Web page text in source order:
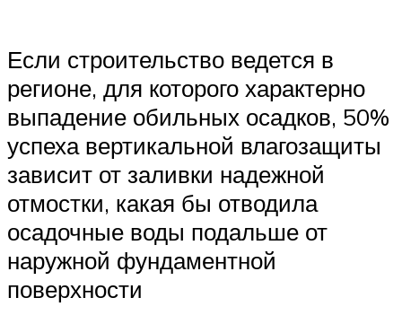
Если строительство ведется в
регионе, для которого характерно
выпадение обильных осадков, 50%
успеха вертикальной влагозащиты
зависит от заливки надежной
отмостки, какая бы отводила
осадочные воды подальше от
наружной фундаментной
поверхности